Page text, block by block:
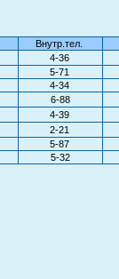
Внутр.тел.
4-36
5-71
4-34
6-88
4-39
2-21
5-87
5-32